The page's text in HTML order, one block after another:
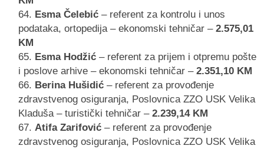
Esma Čelebić – referent za kontrolu i unos
podataka, ortopedija – ekonomski tehničar – 2.575,01
KM
Esma Hodžić – referent za prijem i otpremu pošte
i poslove arhive – ekonomski tehničar – 2.351,10 KM
Berina Hušidić – referent za provođenje
zdravstvenog osiguranja, Poslovnica ZZO USK Velika
Kladuša – turistički tehničar – 2.239,14 KM
Atifa Zarifović – referent za provođenje
zdravstvenog osiguranja, Poslovnica ZZO USK Velika